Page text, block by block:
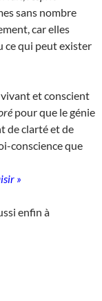
sans nombre
car elles
ce qui peut exister
et conscient
pour que le génie
de clarté et de
conscience que
»
enfin à